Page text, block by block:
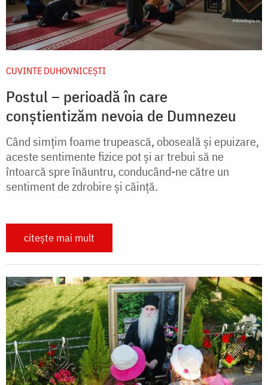
CUVINTE DUHOVNICEȘTI
Postul – perioadă în care
conștientizăm nevoia de Dumnezeu
Când simțim foame trupească, oboseală și epuizare,
aceste sentimente fizice pot și ar trebui să ne
întoarcă spre înăuntru, conducând-ne către un
sentiment de zdrobire și căință.
citește mai mult